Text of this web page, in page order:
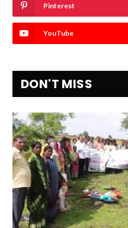
Pinterest
YouTube
DON'T MISS